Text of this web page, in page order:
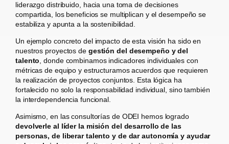
liderazgo distribuido, hacia una toma de decisiones
compartida, los beneficios se multiplican y el desempeño se
estabiliza y apunta a la sostenibilidad.
Un ejemplo concreto del impacto de esta visión ha sido en
nuestros proyectos de gestión del desempeño y del
talento, donde combinamos indicadores individuales con
métricas de equipo y estructuramos acuerdos que requieren
la realización de proyectos conjuntos. Esta lógica ha
fortalecido no solo la responsabilidad individual, sino también
la interdependencia funcional.
Asimismo, en las consultorías de ODEI hemos logrado
devolverle al líder la misión del desarrollo de las
personas, de liberar talento y de dar autonomía y ayudar